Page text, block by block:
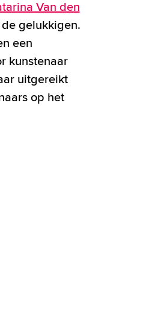
Van den
de gelukkigen.
een
kunstenaar
uitgereikt
op het